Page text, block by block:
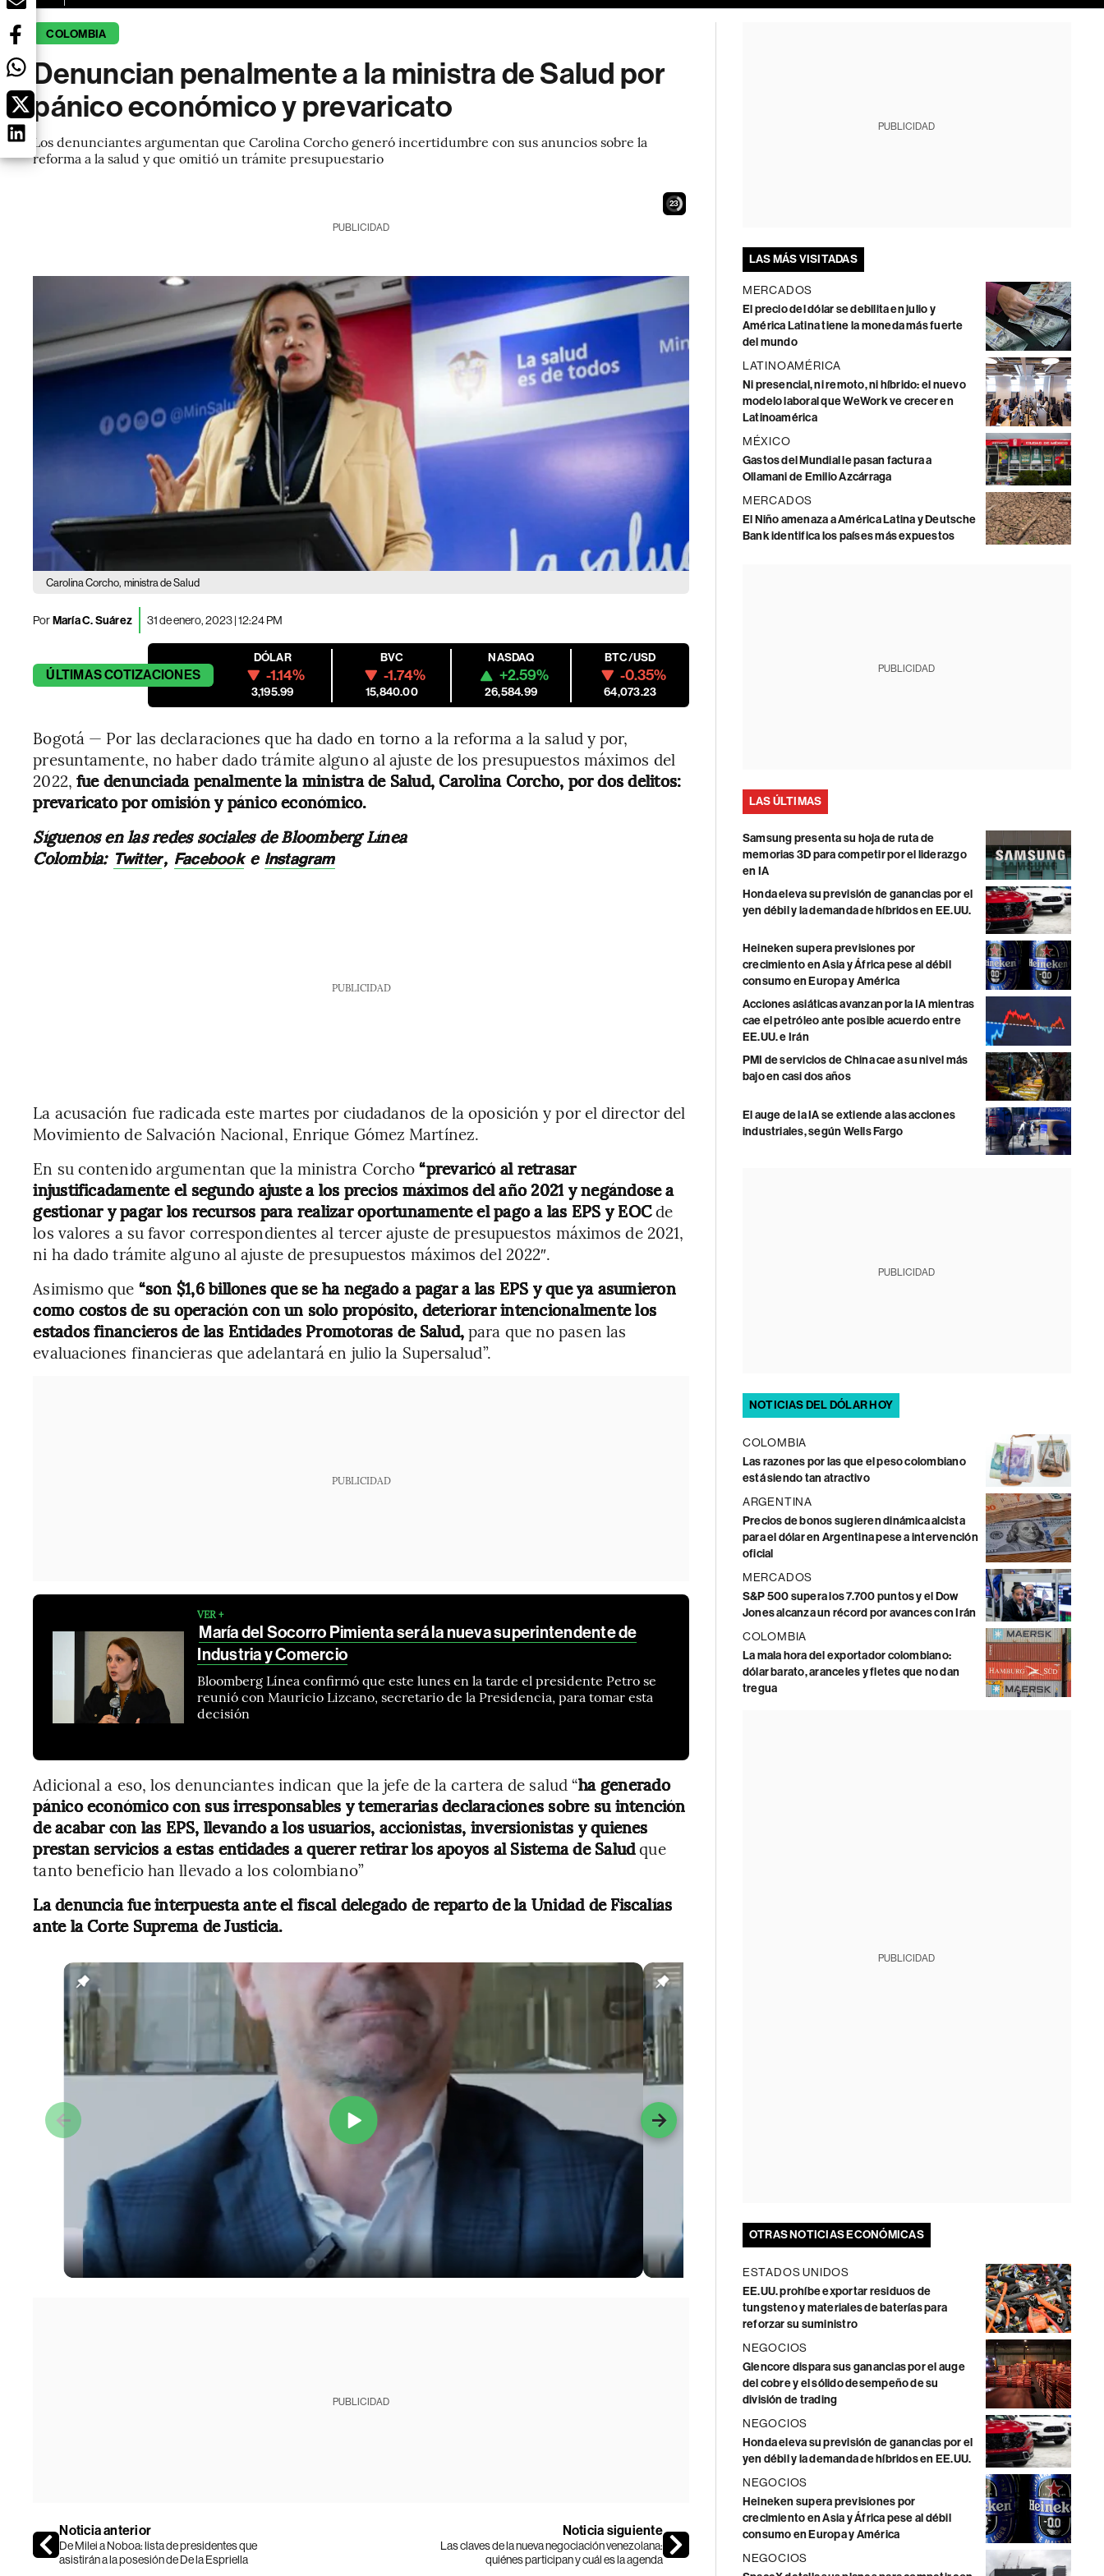
COLOMBIA
Denuncian penalmente a la ministra de Salud por
pánico económico y prevaricato
Los denunciantes argumentan que Carolina Corcho generó incertidumbre con sus anuncios sobre la
reforma a la salud y que omitió un trámite presupuestario
21
PUBLICIDAD
Carolina Corcho, ministra de Salud
PorMaría C. Suárez 31 de enero, 2023 | 12:24 PM
ÚLTIMASCOTIZACIONES
DÓLAR
-1.14%
3,195.99
BVC
-1.74%
15,840.00
NASDAQ
+2.59%
26,584.99
BTC/USD
-0.35%
64,073.23
Bogotá — Por las declaraciones que ha dado en torno a la reforma a la salud y por,
presuntamente, no haber dado trámite alguno al ajuste de los presupuestos máximos del
2022, fue denunciada penalmente la ministra de Salud, Carolina Corcho, por dos delitos:
prevaricato por omisión y pánico económico.
Síguenos en las redes sociales de Bloomberg Línea
Colombia: Twitter, Facebooke Instagram
PUBLICIDAD
La acusación fue radicada este martes por ciudadanos de la oposición y por el director del
Movimiento de Salvación Nacional, Enrique Gómez Martínez.
En su contenido argumentan que la ministra Corcho“prevaricó al retrasar
injustificadamente el segundo ajuste a los precios máximos del año 2021 y negándose a
gestionar y pagar los recursos para realizar oportunamente el pago a las EPS y EOCde
los valores a su favor correspondientes al tercer ajuste de presupuestos máximos de 2021,
ni ha dado trámite alguno al ajuste de presupuestos máximos del 2022″.
Asimismo que “son $1,6 billones que se ha negado a pagar a las EPS y que ya asumieron
como costos de su operación con un solo propósito, deteriorar intencionalmente los
estados financieros de las Entidades Promotoras de Salud,para que no pasen las
evaluaciones financieras que adelantará en julio la Supersalud”.
PUBLICIDAD
VER +
María del Socorro Pimienta será la nueva superintendente de
Industria y Comercio
Bloomberg Línea confirmó que este lunes en la tarde el presidente Petro se
reunió con Mauricio Lizcano, secretario de la Presidencia, para tomar esta
decisión
Adicional a eso, los denunciantes indican que la jefe de la cartera de salud “ha generado
pánico económico con sus irresponsables y temerarias declaraciones sobre su intención
de acabar con las EPS, llevando a los usuarios, accionistas, inversionistas y quienes
prestan servicios a estas entidades a querer retirar los apoyos al Sistema de Saludque
tanto beneficio han llevado a los colombiano”
La denuncia fue interpuesta ante el fiscal delegado de reparto de la Unidad de Fiscalías
ante la Corte Suprema de Justicia.
PUBLICIDAD
Noticia anterior
De Milei a Noboa: lista de presidentes que
asistirán a la posesión de De la Espriella
Noticia siguiente
Las claves de la nueva negociación venezolana:
quiénes participan y cuál es la agenda
PUBLICIDAD
LAS MÁS VISITADAS
MERCADOS
El precio del dólar se debilita en julio y
América Latina tiene la moneda más fuerte
del mundo
LATINOAMÉRICA
Ni presencial, ni remoto, ni híbrido: el nuevo
modelo laboral que WeWork ve crecer en
Latinoamérica
MÉXICO
Gastos del Mundial le pasan factura a
Ollamani de Emilio Azcárraga
MERCADOS
El Niño amenaza a América Latina y Deutsche
Bank identifica los países más expuestos
PUBLICIDAD
LAS ÚLTIMAS
Samsung presenta su hoja de ruta de
memorias 3D para competir por el liderazgo
en IA
Honda eleva su previsión de ganancias por el
yen débil y la demanda de híbridos en EE.UU.
Heineken supera previsiones por
crecimiento en Asia y África pese al débil
consumo en Europa y América
Acciones asiáticas avanzan por la IA mientras
cae el petróleo ante posible acuerdo entre
EE.UU. e Irán
PMI de servicios de China cae a su nivel más
bajo en casi dos años
El auge de la IA se extiende a las acciones
industriales, según Wells Fargo
PUBLICIDAD
NOTICIAS DEL DÓLAR HOY
COLOMBIA
Las razones por las que el peso colombiano
está siendo tan atractivo
ARGENTINA
Precios de bonos sugieren dinámica alcista
para el dólar en Argentina pese a intervención
oficial
MERCADOS
S&P 500 supera los 7.700 puntos y el Dow
Jones alcanza un récord por avances con Irán
COLOMBIA
La mala hora del exportador colombiano:
dólar barato, aranceles y fletes que no dan
tregua
PUBLICIDAD
OTRAS NOTICIAS ECONÓMICAS
ESTADOS UNIDOS
EE.UU. prohíbe exportar residuos de
tungsteno y materiales de baterías para
reforzar su suministro
NEGOCIOS
Glencore dispara sus ganancias por el auge
del cobre y el sólido desempeño de su
división de trading
NEGOCIOS
Honda eleva su previsión de ganancias por el
yen débil y la demanda de híbridos en EE.UU.
NEGOCIOS
Heineken supera previsiones por
crecimiento en Asia y África pese al débil
consumo en Europa y América
NEGOCIOS